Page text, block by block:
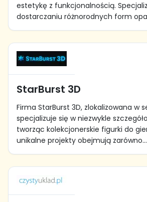
estetykę z funkcjonalnością.
dostarczaniu różnorodnych form
StarBurst 3D
Firma StarBurst 3D, zlokalizowana w
specjalizuje się w niezwykle
tworząc kolekcjonerskie figurki do gier
unikalne projekty obejmują zarówno...